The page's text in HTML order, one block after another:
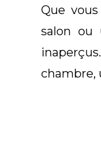
Que
salon ou
chambre,